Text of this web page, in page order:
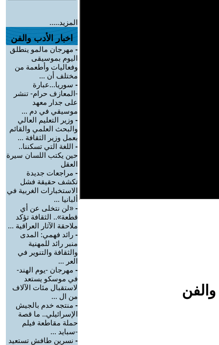
المزيد.....
اخبار الأدب والفن
- مهرجان مالمو ينطلق
اليوم بموسيقى
وفعاليات وأطعمة من
مختلف أن ...
- سوريا...عبارة
-المعازف حرام- تنشر
على جدار معهد
موسيقي في دم ...
- وزير التعليم العالي
والبحث العلمي والقائم
بعمل وزير الثقافة ...
- اللغة التي تسكننا..
حين يكتب اللسان سيرة
العقل
- مراجعات جديدة
تكشف حقيقة فشل
الاستخبارات الغربية في
ألبانيا ...
- «لن نتخلى عن أي
قطعة».. الثقافة تؤكد
ملاحقة الآثار العراقية ...
- رائد فهمي: المدى
منبر رائد للمهنية
والثقافة والتنوير في
العر ...
- مهرجان -يوم الهند-
في موسكو يستعد
لاستقبال مئات الآلاف
من ال ...
- منتجه خدم بالجيش
الإسرائيلي.. ما قصة
حملة مقاطعة فيلم
-سبايد ...
- نسرين طافش تستعيد